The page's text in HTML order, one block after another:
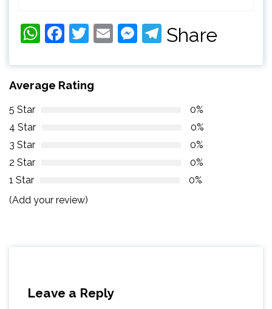
WhatsApp
Facebook
Twitter
EmailMessenger
Telegram
Share
Average Rating
5 Star
0%
4 Star
0%
3 Star
0%
2 Star
0%
1 Star
0%
(Add your review)
Leave a Reply